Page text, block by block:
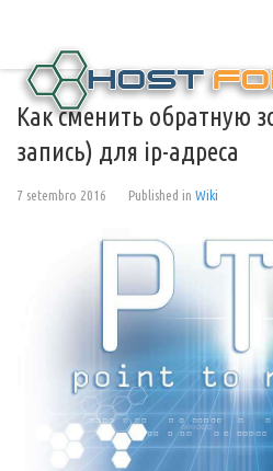
Как сменить обратную
запись) для ip-адреса
7 setembro 2016 Published in Wiki